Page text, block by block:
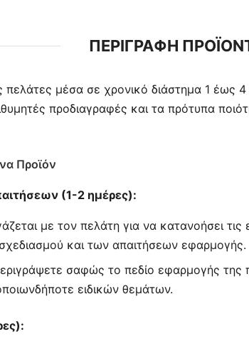
ΠΕΡΙΓΡΑΦΉ
πελάτες μέσα σε χρονικό διάστημα 1 έως
προδιαγραφές και τα πρότυπα
Προϊόν
(1-2 ημέρες):
με τον πελάτη για να κατανοήσει
και των απαιτήσεων εφαρμογής.
σαφώς το πεδίο εφαρμογής της
ειδικών θεμάτων.